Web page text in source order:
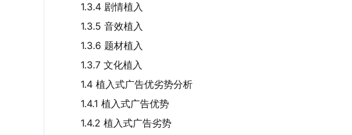
1.3.4 剧情植入
1.3.5 音效植入
1.3.6 题材植入
1.3.7 文化植入
1.4 植入式广告优劣势分析
1.4.1 植入式广告优势
1.4.2 植入式广告劣势